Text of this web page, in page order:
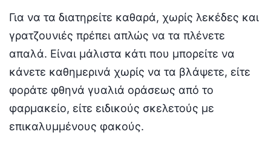
Για να τα διατηρείτε καθαρά, χωρίς λεκέδες και
γρατζουνιές πρέπει απλώς να τα πλένετε
απαλά. Είναι μάλιστα κάτι που μπορείτε να
κάνετε καθημερινά χωρίς να τα βλάψετε, είτε
φοράτε φθηνά γυαλιά οράσεως από το
φαρμακείο, είτε ειδικούς σκελετούς με
επικαλυμμένους φακούς.